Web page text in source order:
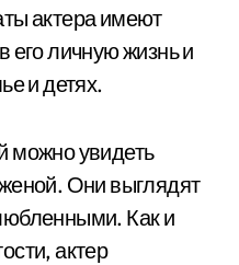
актера имеют
его личную жизнь и
и детях.
можно увидеть
Они выглядят
Как и
актер